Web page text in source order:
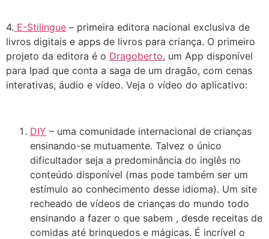
4. E-Stilingue – primeira editora nacional exclusiva de
livros digitais e apps de livros para criança. O primeiro
projeto da editora é o Dragoberto, um App disponível
para Ipad que conta a saga de um dragão, com cenas
interativas, áudio e vídeo. Veja o vídeo do aplicativo:
DIY – uma comunidade internacional de crianças
ensinando-se mutuamente. Talvez o único
dificultador seja a predominância do inglês no
conteúdo disponível (mas pode também ser um
estímulo ao conhecimento desse idioma). Um site
recheado de vídeos de crianças do mundo todo
ensinando a fazer o que sabem , desde receitas de
comidas até brinquedos e mágicas. É incrível o